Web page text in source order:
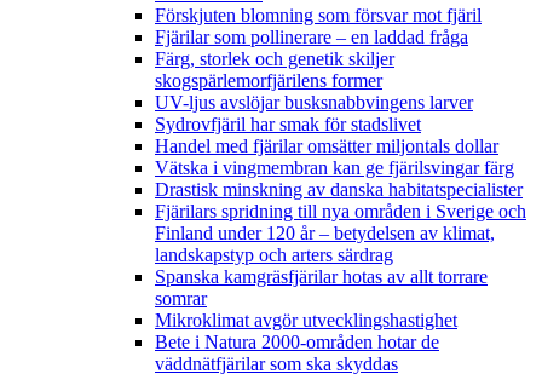
Förskjuten blomning som försvar mot fjäril
Fjärilar som pollinerare – en laddad fråga
Färg, storlek och genetik skiljer
skogspärlemorfjärilens former
UV-ljus avslöjar busksnabbvingens larver
Sydrovfjäril har smak för stadslivet
Handel med fjärilar omsätter miljontals dollar
Vätska i vingmembran kan ge fjärilsvingar färg
Drastisk minskning av danska habitatspecialister
Fjärilars spridning till nya områden i Sverige och
Finland under 120 år– betydelsen av klimat,
landskapstyp och arters särdrag
Spanska kamgräsfjärilar hotas av allt torrare
somrar
Mikroklimat avgör utvecklingshastighet
Bete i Natura 2000-områden hotar de
väddnätfjärilar som ska skyddas